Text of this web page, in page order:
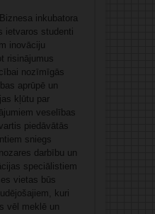
inkubatora
ietvaros studenti
inovāciju
risinājumus
nozīmīgās
aprūpē un
kļūtu par
veselības
piedāvātās
sniegs
darbību un
speciālistiem
vietas būs
kuri
vēl meklē un